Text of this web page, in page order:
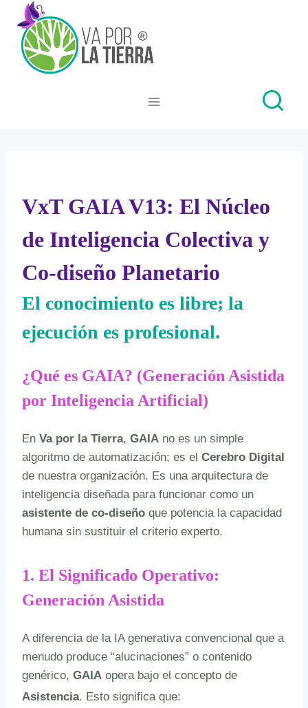
content
VxT GAIA V13: El Núcleo
de Inteligencia Colectiva y
Co-diseño Planetario
El conocimiento es libre; la
ejecución es profesional.
¿Qué es GAIA? (Generación Asistida
por Inteligencia Artificial)
En Va por la Tierra, GAIA no es un simple
algoritmo de automatización; es el Cerebro Digital
de nuestra organización. Es una arquitectura de
inteligencia diseñada para funcionar como un
asistente de co-diseño que potencia la capacidad
humana sin sustituir el criterio experto.
1. El Significado Operativo:
Generación Asistida
A diferencia de la IA generativa convencional que a
menudo produce “alucinaciones” o contenido
genérico, GAIA opera bajo el concepto de
Asistencia. Esto significa que: